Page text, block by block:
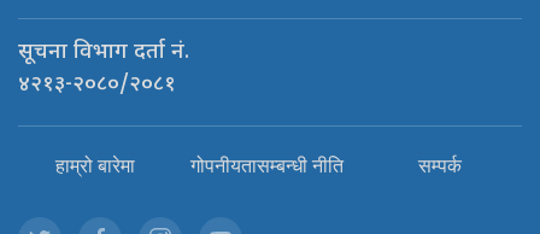
सूचना विभाग दर्ता नं.
४२१३-२०८०/२०८१
हाम्रो बारेमा गोपनीयतासम्बन्धी नीति सम्पर्क